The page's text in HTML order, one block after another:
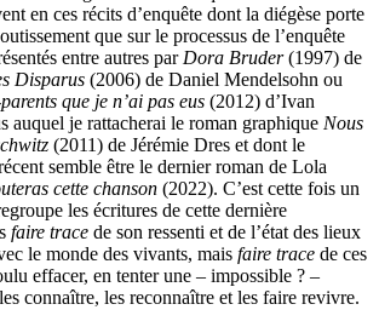
en ces récits d’enquête dont la diégèse porte
que sur le processus de l’enquête
entre autres par Dora Bruder(1997) de
Disparus (2006) de Daniel Mendelsohn ou
que je n’ai pas eus (2012) d’Ivan
auquel je rattacherai le roman graphique Nous
(2011) de Jérémie Dres et dont le
semble être le dernier roman de Lola
cette chanson (2022). C’est cette fois un
les écritures de cette dernière
faire trace de son ressenti et de l’état des lieux
le monde des vivants, mais faire trace de ces
effacer, en tenter une – impossible ? –
connaître, les reconnaître et les faire revivre.